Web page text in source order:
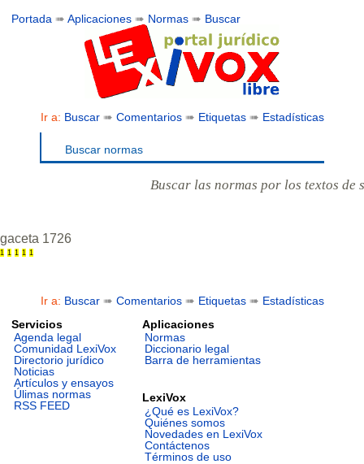
Portada ➠Aplicaciones ➠ Normas ➠ Buscar
Ir a: Buscar➠ Comentarios➠ Etiquetas➠ Estadísticas
Buscar normas
Buscar las normas por los textos de
gaceta 1726
1 1 1 1 1
Ir a: Buscar➠ Comentarios➠ Etiquetas➠ Estadísticas
Servicios
Agenda legal
Comunidad LexiVox
Directorio jurídico
Noticias
Artículos y ensayos
Úlimas normas
RSS FEED
Aplicaciones
Normas
Diccionario legal
Barra de herramientas
LexiVox
¿Qué es LexiVox?
Quiénes somos
Novedades en LexiVox
Contáctenos
Términos de uso